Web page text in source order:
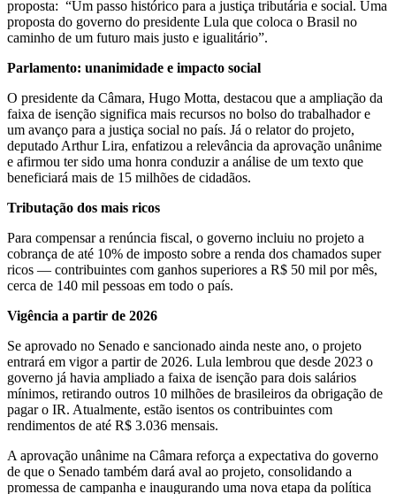
proposta: “Um passo histórico para a justiça tributária e social. Uma
proposta do governo do presidente Lula que coloca o Brasil no
caminho de um futuro mais justo e igualitário”.
Parlamento: unanimidade e impacto social
O presidente da Câmara, Hugo Motta, destacou que a ampliação da
faixa de isenção significa mais recursos no bolso do trabalhador e
um avanço para a justiça social no país. Já o relator do projeto,
deputado Arthur Lira, enfatizou a relevância da aprovação unânime
e afirmou ter sido uma honra conduzir a análise de um texto que
beneficiará mais de 15 milhões de cidadãos.
Tributação dos mais ricos
Para compensar a renúncia fiscal, o governo incluiu no projeto a
cobrança de até 10% de imposto sobre a renda dos chamados super
ricos — contribuintes com ganhos superiores a R$ 50 mil por mês,
cerca de 140 mil pessoas em todo o país.
Vigência a partir de 2026
Se aprovado no Senado e sancionado ainda neste ano, o projeto
entrará em vigor a partir de 2026. Lula lembrou que desde 2023 o
governo já havia ampliado a faixa de isenção para dois salários
mínimos, retirando outros 10 milhões de brasileiros da obrigação de
pagar o IR. Atualmente, estão isentos os contribuintes com
rendimentos de até R$ 3.036 mensais.
A aprovação unânime na Câmara reforça a expectativa do governo
de que o Senado também dará aval ao projeto, consolidando a
promessa de campanha e inaugurando uma nova etapa da política